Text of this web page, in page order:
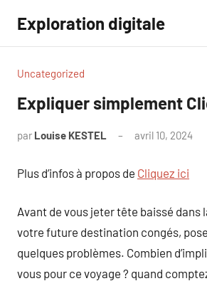
contenu
Exploration digitale
Uncategorized
Expliquer simplement
par Louise KESTEL avril 10, 2024
Plus d’infos à propos de Cliquez ici
Avant de vous jeter tête baissé dans
votre future destination congés,
quelques problèmes. Combien
vous pour ce voyage ? quand